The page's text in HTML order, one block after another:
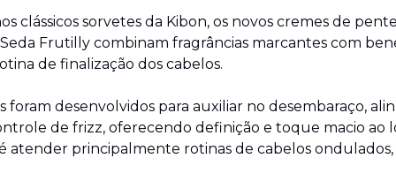
clássicos sorvetes da Kibon, os novos cremes de
Frutilly combinam fragrâncias marcantes com
de finalização dos cabelos.
foram desenvolvidos para auxiliar no desembaraço,
de frizz, oferecendo definição e toque macio ao
atender principalmente rotinas de cabelos ondulados,